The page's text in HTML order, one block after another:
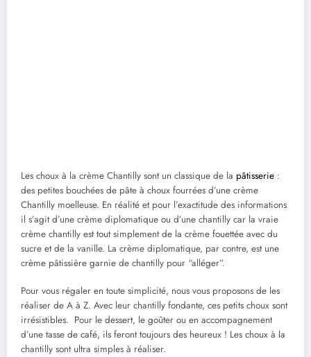
Les choux à la crème Chantilly sont un classique de la pâtisserie :
des petites bouchées de pâte à choux fourrées d’une crème
Chantilly moelleuse. En réalité et pour l’exactitude des informations
il s’agit d’une crème diplomatique ou d’une chantilly car la vraie
crème chantilly est tout simplement de la crème fouettée avec du
sucre et de la vanille. La crème diplomatique, par contre, est une
crème pâtissière garnie de chantilly pour “alléger”.
Pour vous régaler en toute simplicité, nous vous proposons de les
réaliser de A à Z. Avec leur chantilly fondante, ces petits choux sont
irrésistibles. Pour le dessert, le goûter ou en accompagnement
d’une tasse de café, ils feront toujours des heureux ! Les choux à la
chantilly sont ultra simples à réaliser.